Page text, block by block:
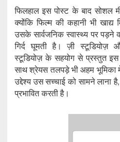
फिलहाल इस पोस्ट के बाद सोशल
क्योंकि फिल्म की कहानी भी
उसके सार्वजनिक स्वास्थ्य पर पड़ने
गिर्द घूमती है। ज़ी स्टूडियोज़
स्टूडियोज़ के सहयोग से प्रस्तुत
साथ श्रेयस तलपड़े भी अहम
उद्देश्य उस सच्चाई को सामने लाना है,
प्रभावित करती है।